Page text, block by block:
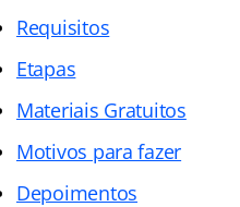
Requisitos
Etapas
Materiais Gratuitos
Motivos para fazer
Depoimentos